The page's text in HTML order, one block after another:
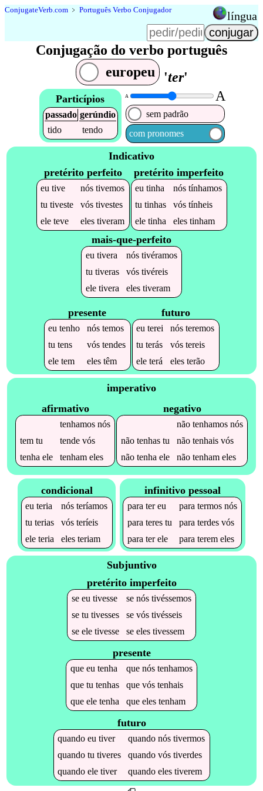
ConjugateVerb.com ﹥ Português Verbo Conjugador língua
Conjugação do verbo português
europeu
'ter'
Particípios
passado gerúndio
tido
tendo
A A
sem padrão
com pronomes
Indicativo
pretérito perfeito
eutive nóstivemos
tutiveste vóstivestes
eleteve elestiveram
pretérito imperfeito
eutinha nóstínhamos
tutinhas vóstínheis
eletinha elestinham
mais-que-perfeito
eu tivera nós tivéramos
tu tiveras vós tivéreis
ele tivera eles tiveram
presente
eutenho nóstemos
tutens vóstendes
eletem elestêm
futuro
euterei nósteremos
tuterás vóstereis
eleterá elesterão
imperativo
afirmativo
tenhamosnós
temtu tendevós
tenha ele tenhameles
negativo
não tenhamosnós
não tenhastu não tenhaisvós
não tenha ele não tenhameles
condicional
euteria nósteríamos
tuterias vósteríeis
eleteria elesteriam
infinitivo pessoal
paratereu paratermos nós
parateres tu paraterdes vós
paraterele paraterem eles
Subjuntivo
pretérito imperfeito
se eu tivesse se nós tivéssemos
se tu tivesses se vós tivésseis
se ele tivesse se eles tivessem
presente
que eu tenha que nós tenhamos
que tu tenhas que vós tenhais
que ele tenha que eles tenham
futuro
quandoeutiver quandonóstivermos
quandotutiveres quandovóstiverdes
quandoeletiver quandoelestiverem